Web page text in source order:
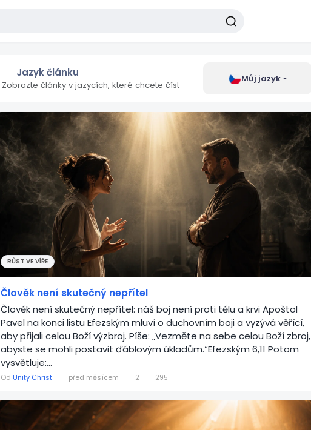
Jazyk článku
Zobrazte články v jazycích, které chcete číst
Můj jazyk
RŮST VE VÍŘE
Člověk není skutečný nepřítel
Člověk není skutečný nepřítel: náš boj není proti tělu a krvi Apoštol
Pavel na konci listu Efezským mluví o duchovním boji a vyzývá věřící,
aby přijali celou Boží výzbroj. Píše: „Vezměte na sebe celou Boží zbroj,
abyste se mohli postavit ďáblovým úkladům.“Efezským 6,11 Potom
vysvětluje:...
Od Unity Christ před měsícem 2 295